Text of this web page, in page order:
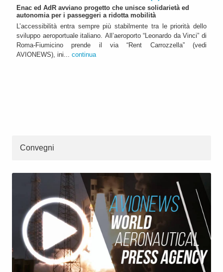
Enac ed AdR avviano progetto che unisce solidarietà ed
autonomia per i passeggeri a ridotta mobilità
L’accessibilità entra sempre più stabilmente tra le priorità dello
sviluppo aeroportuale italiano. All’aeroporto “Leonardo da Vinci” di
Roma-Fiumicino prende il via “Rent Carrozzella” (vedi
AVIONEWS), ini... continua
Convegni